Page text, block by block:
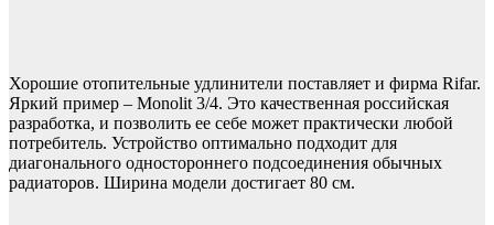
Хорошие отопительные удлинители поставляет и фирма Rifar.
Яркий пример – Monolit 3/4. Это качественная российская
разработка, и позволить ее себе может практически любой
потребитель. Устройство оптимально подходит для
диагонального одностороннего подсоединения обычных
радиаторов. Ширина модели достигает 80 см.